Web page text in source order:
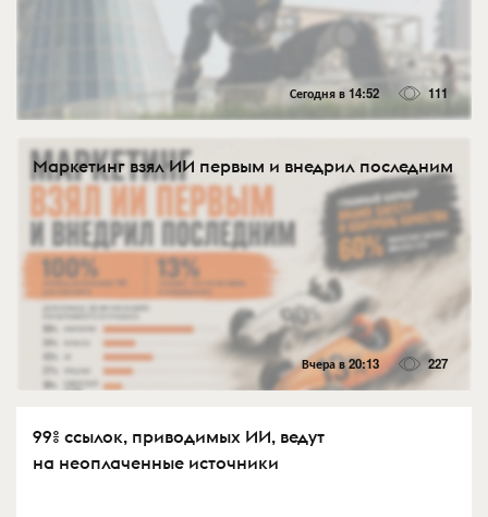
Сегодня в 14:52 111
Маркетинг взял ИИ первым и внедрил последним
Вчера в 20:13 227
99% ссылок, приводимых ИИ, ведут
на неоплаченные источники